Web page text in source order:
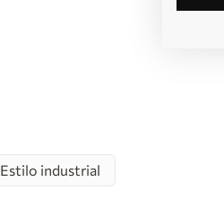
Estilo industrial